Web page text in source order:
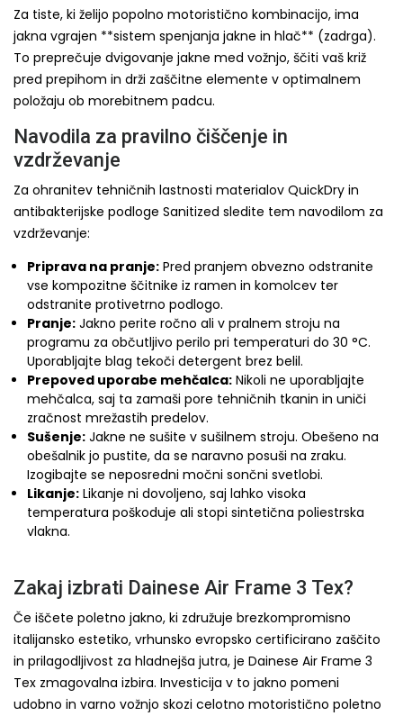
Za tiste, ki želijo popolno motoristično kombinacijo, ima
jakna vgrajen **sistem spenjanja jakne in hlač** (zadrga).
To preprečuje dvigovanje jakne med vožnjo, ščiti vaš križ
pred prepihom in drži zaščitne elemente v optimalnem
položaju ob morebitnem padcu.
Navodila za pravilno čiščenje in
vzdrževanje
Za ohranitev tehničnih lastnosti materialov QuickDry in
antibakterijske podloge Sanitized sledite tem navodilom za
vzdrževanje:
Priprava na pranje: Pred pranjem obvezno odstranite
vse kompozitne ščitnike iz ramen in komolcev ter
odstranite protivetrno podlogo.
Pranje: Jakno perite ročno ali v pralnem stroju na
programu za občutljivo perilo pri temperaturi do 30 °C.
Uporabljajte blag tekoči detergent brez belil.
Prepoved uporabe mehčalca: Nikoli ne uporabljajte
mehčalca, saj ta zamaši pore tehničnih tkanin in uniči
zračnost mrežastih predelov.
Sušenje: Jakne ne sušite v sušilnem stroju. Obešeno na
obešalnik jo pustite, da se naravno posuši na zraku.
Izogibajte se neposredni močni sončni svetlobi.
Likanje: Likanje ni dovoljeno, saj lahko visoka
temperatura poškoduje ali stopi sintetična poliestrska
vlakna.
Zakaj izbrati Dainese Air Frame 3 Tex?
Če iščete poletno jakno, ki združuje brezkompromisno
italijansko estetiko, vrhunsko evropsko certificirano zaščito
in prilagodljivost za hladnejša jutra, je Dainese Air Frame 3
Tex zmagovalna izbira. Investicija v to jakno pomeni
udobno in varno vožnjo skozi celotno motoristično poletno